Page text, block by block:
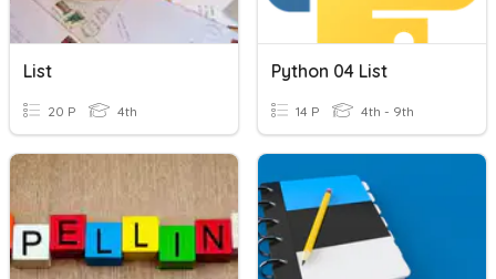
List
20 P 4th
Python 04 List
14 P 4th - 9th